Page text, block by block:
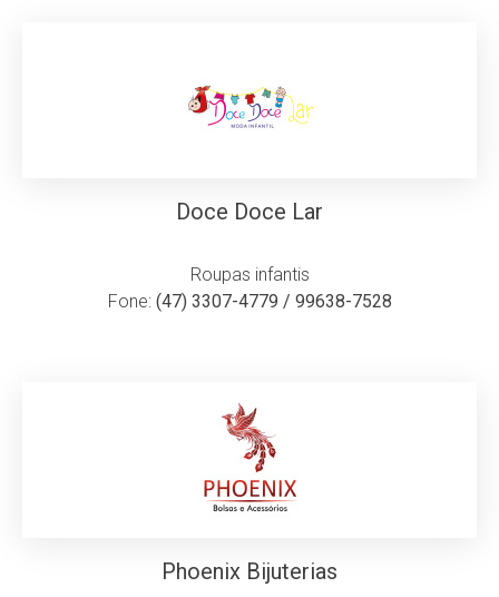
Doce Doce Lar
Roupas infantis
Fone: (47) 3307-4779 / 99638-7528
Phoenix Bijuterias